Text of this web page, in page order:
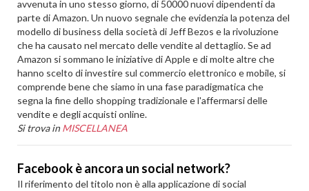
avvenuta in uno stesso giorno, di 50000 nuovi dipendenti da
parte di Amazon. Un nuovo segnale che evidenzia la potenza del
modello di business della società di Jeff Bezos e la rivoluzione
che ha causato nel mercato delle vendite al dettaglio. Se ad
Amazon si sommano le iniziative di Apple e di molte altre che
hanno scelto di investire sul commercio elettronico e mobile, si
comprende bene che siamo in una fase paradigmatica che
segna la fine dello shopping tradizionale e l'affermarsi delle
vendite e degli acquisti online.
Si trova in MISCELLANEA
Facebook è ancora un social network?
Il riferimento del titolo non è alla applicazione di social